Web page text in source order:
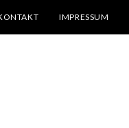
IMPRESSUM